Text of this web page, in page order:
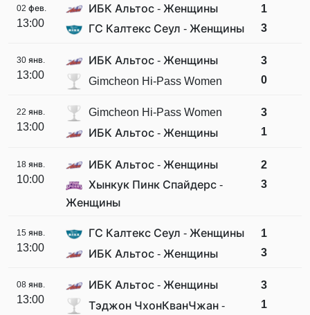
02 фев.
13:00
ИБК Альтос - Женщины
ГС Калтекс Сеул - Женщины
1
3
30 янв.
13:00
ИБК Альтос - Женщины
Gimcheon Hi-Pass Women
3
0
22 янв.
13:00
Gimcheon Hi-Pass Women
ИБК Альтос - Женщины
3
1
18 янв.
10:00
ИБК Альтос - Женщины
Хынкук Пинк Спайдерс -
Женщины
2
3
15 янв.
13:00
ГС Калтекс Сеул - Женщины
ИБК Альтос - Женщины
1
3
08 янв.
13:00
ИБК Альтос - Женщины
Тэджон ЧхонКванЧжан -
3
1